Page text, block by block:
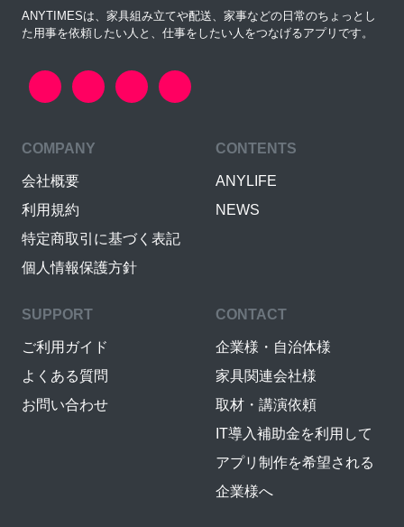
ANYTIMESは、家具組み立てや配送、家事などの日常のちょっとし
た用事を依頼したい人と、仕事をしたい人をつなげるアプリです。
COMPANY
会社概要
利用規約
特定商取引に基づく表記
個人情報保護方針
CONTENTS
ANYLIFE
NEWS
SUPPORT
ご利用ガイド
よくある質問
お問い合わせ
CONTACT
企業様・自治体様
家具関連会社様
取材・講演依頼
IT導入補助金を利用して
アプリ制作を希望される
企業様へ